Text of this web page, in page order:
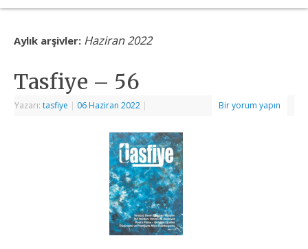
Aylık arşivler: Haziran 2022
Tasfiye – 56
Yazarı:tasfiye | 06 Haziran 2022 | Bir yorum yapın